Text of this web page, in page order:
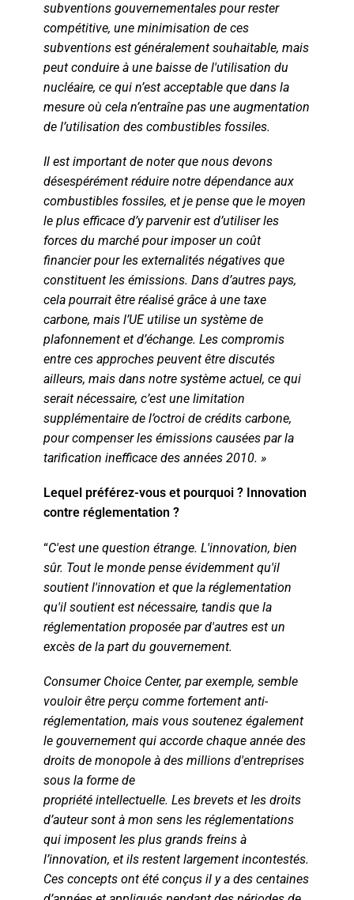
subventions gouvernementales pour rester
compétitive, une minimisation de ces
subventions est généralement souhaitable, mais
peut conduire à une baisse de l'utilisation du
nucléaire, ce qui n’est acceptable que dans la
mesure où cela n’entraîne pas une augmentation
de l’utilisation des combustibles fossiles.
Il est important de noter que nous devons
désespérément réduire notre dépendance aux
combustibles fossiles, et je pense que le moyen
le plus efficace d’y parvenir est d’utiliser les
forces du marché pour imposer un coût
financier pour les externalités négatives que
constituent les émissions. Dans d’autres pays,
cela pourrait être réalisé grâce à une taxe
carbone, mais l’UE utilise un système de
plafonnement et d’échange. Les compromis
entre ces approches peuvent être discutés
ailleurs, mais dans notre système actuel, ce qui
serait nécessaire, c’est une limitation
supplémentaire de l’octroi de crédits carbone,
pour compenser les émissions causées par la
tarification inefficace des années 2010. »
Lequel préférez-vous et pourquoi ? Innovation
contre réglementation ?
“C'est une question étrange. L'innovation, bien
sûr. Tout le monde pense évidemment qu'il
soutient l'innovation et que la réglementation
qu'il soutient est nécessaire, tandis que la
réglementation proposée par d'autres est un
excès de la part du gouvernement.
Consumer Choice Center, par exemple, semble
vouloir être perçu comme fortement anti-
réglementation, mais vous soutenez également
le gouvernement qui accorde chaque année des
droits de monopole à des millions d'entreprises
sous la forme de
propriété intellectuelle. Les brevets et les droits
d’auteur sont à mon sens les réglementations
qui imposent les plus grands freins à
l’innovation, et ils restent largement incontestés.
Ces concepts ont été conçus il y a des centaines